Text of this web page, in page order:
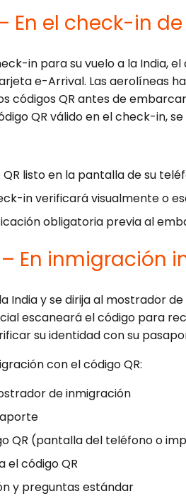
En el check-in
in para su vuelo a la India,
e-Arrival. Las aerolíneas
códigos QR antes de
QR válido en el check-in,
QR listo en la pantalla de su
in verificará visualmente o
obligatoria previa al
En inmigración
India y se dirija al mostrador
escaneará el código para
su identidad con su
con el código QR:
de inmigración
QR (pantalla del teléfono o
el código QR
y preguntas estándar